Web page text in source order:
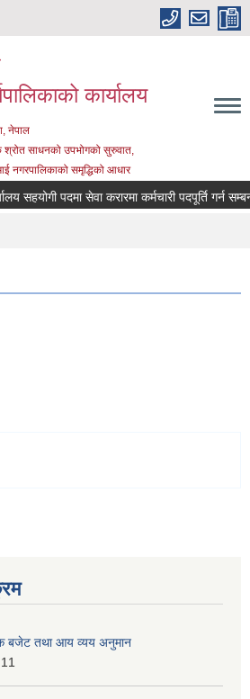
कार्यालय
नेपाल
श्रोत साधनको उपभोगको सुरुवात,
नगरपालिकाको समृद्धिको आधार
सहयोगी पदमा सेवा करारमा कर्मचारी पदपूर्ति गर्न
बजेट तथा आय व्यय अनुमान